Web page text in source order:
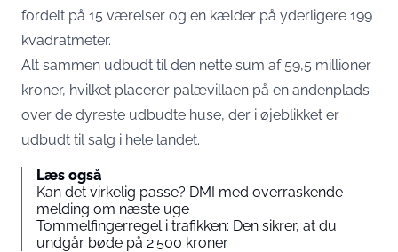
fordelt på 15 værelser og en kælder på yderligere 199
kvadratmeter.
Alt sammen udbudt til den nette sum af 59,5 millioner
kroner, hvilket placerer palævillaen på en andenplads
over de dyreste udbudte huse, der i øjeblikket er
udbudt til salg i hele landet.
Læs også
Kan det virkelig passe? DMI med overraskende
melding om næste uge
Tommelfingerregel i trafikken: Den sikrer, at du
undgår bøde på 2.500 kroner